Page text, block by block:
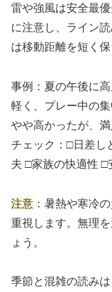
雷や強風は安全最
に注意し、ライン
は移動距離を短く
事例：夏の午後に
軽く、プレー中の
やや高かったが、
チェック：□日差し
夫 □家族の快適性 □
注意 ：暑熱や寒冷
重視します。無理
ょう。
季節と混雑の読み